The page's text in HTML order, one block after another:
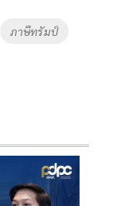
ภาษีทรัมป์